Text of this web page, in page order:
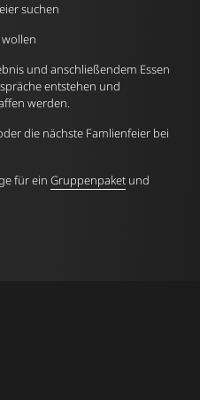
suchen
und anschließendem Essen
entstehen und
werden.
die nächste Famlienfeier bei
für ein Gruppenpaket und